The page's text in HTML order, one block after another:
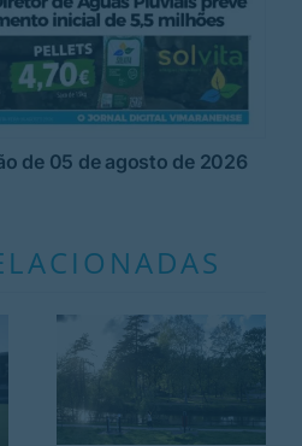
de 05 de agosto de 2026